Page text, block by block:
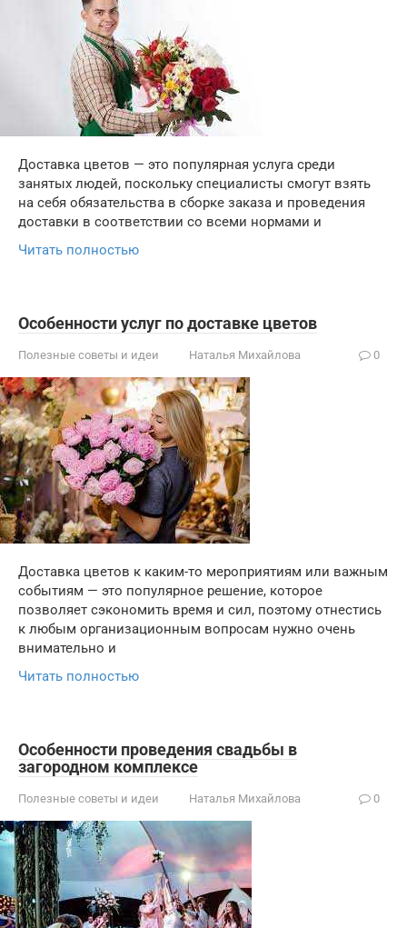
Доставка цветов — это популярная услуга среди
занятых людей, поскольку специалисты смогут взять
на себя обязательства в сборке заказа и проведения
доставки в соответствии со всеми нормами и
Читать полностью
Особенности услуг по доставке цветов
Полезные советы и идеи Наталья Михайлова 0
Доставка цветов к каким-то мероприятиям или важным
событиям — это популярное решение, которое
позволяет сэкономить время и сил, поэтому отнестись
к любым организационным вопросам нужно очень
внимательно и
Читать полностью
Особенности проведения свадьбы в
загородном комплексе
Полезные советы и идеи Наталья Михайлова 0